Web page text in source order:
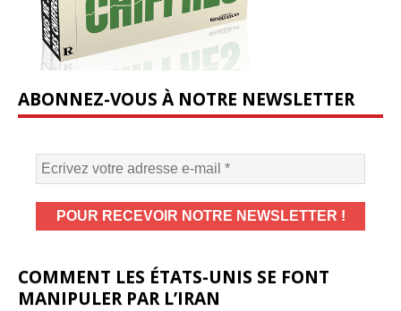
ABONNEZ-VOUS À NOTRE NEWSLETTER
COMMENT LES ÉTATS-UNIS SE FONT
MANIPULER PAR L’IRAN